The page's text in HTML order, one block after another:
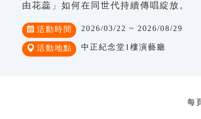
由花蕊」如何在同世代持續傳唱綻放。
活動時間 2026/03/22 ~ 2026/08/29
活動地點 中正紀念堂1樓演藝廳
每